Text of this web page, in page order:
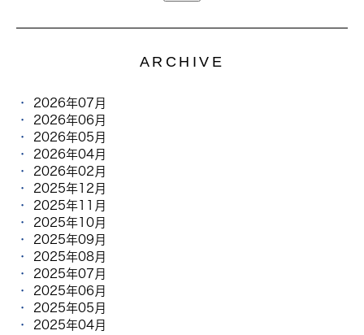
ARCHIVE
2026年07月
2026年06月
2026年05月
2026年04月
2026年02月
2025年12月
2025年11月
2025年10月
2025年09月
2025年08月
2025年07月
2025年06月
2025年05月
2025年04月